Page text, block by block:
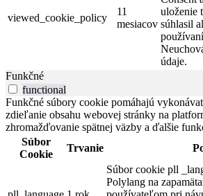
viewed_cookie_policy
11
mesiacov
uloženie
súhlasil
údaje.
Funkčné
functional
Funkčné súbory cookie pomáhajú
zdieľanie obsahu webovej stránky na
zhromažďovanie spätnej väzby a ďalšie
Súbor
Cookie
Trvanie
Súbor cookie pll
Polylang na